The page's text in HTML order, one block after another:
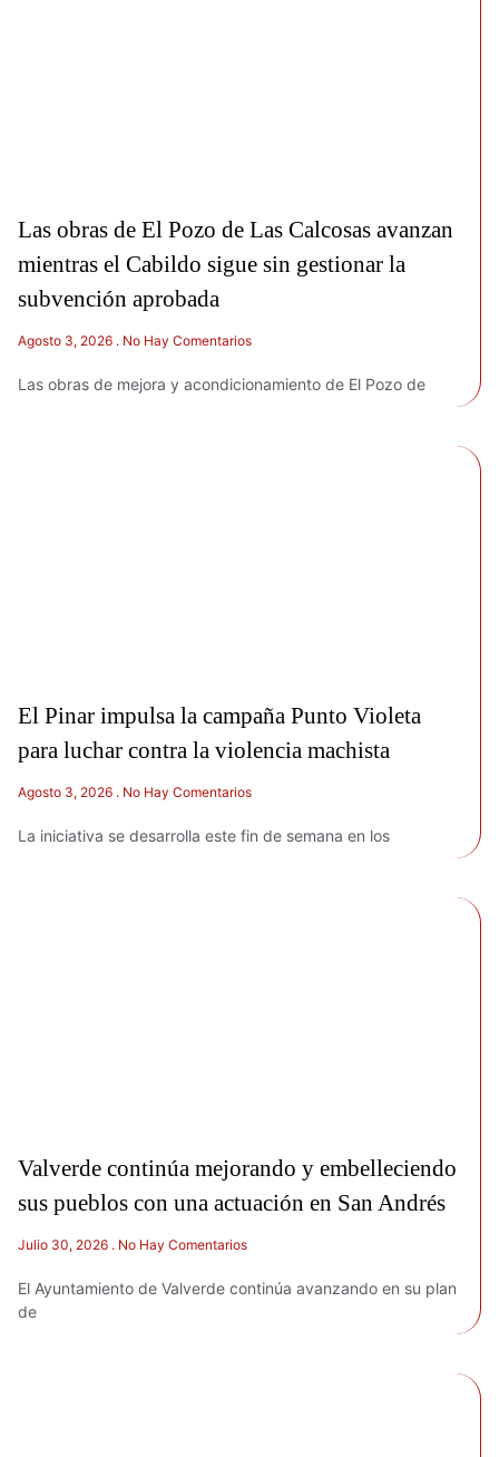
Las obras de El Pozo de Las Calcosas avanzan
mientras el Cabildo sigue sin gestionar la
subvención aprobada
Agosto 3, 2026 No Hay Comentarios
Las obras de mejora y acondicionamiento de El Pozo de
El Pinar impulsa la campaña Punto Violeta
para luchar contra la violencia machista
Agosto 3, 2026 No Hay Comentarios
La iniciativa se desarrolla este fin de semana en los
Valverde continúa mejorando y embelleciendo
sus pueblos con una actuación en San Andrés
Julio 30, 2026 No Hay Comentarios
El Ayuntamiento de Valverde continúa avanzando en su plan
de